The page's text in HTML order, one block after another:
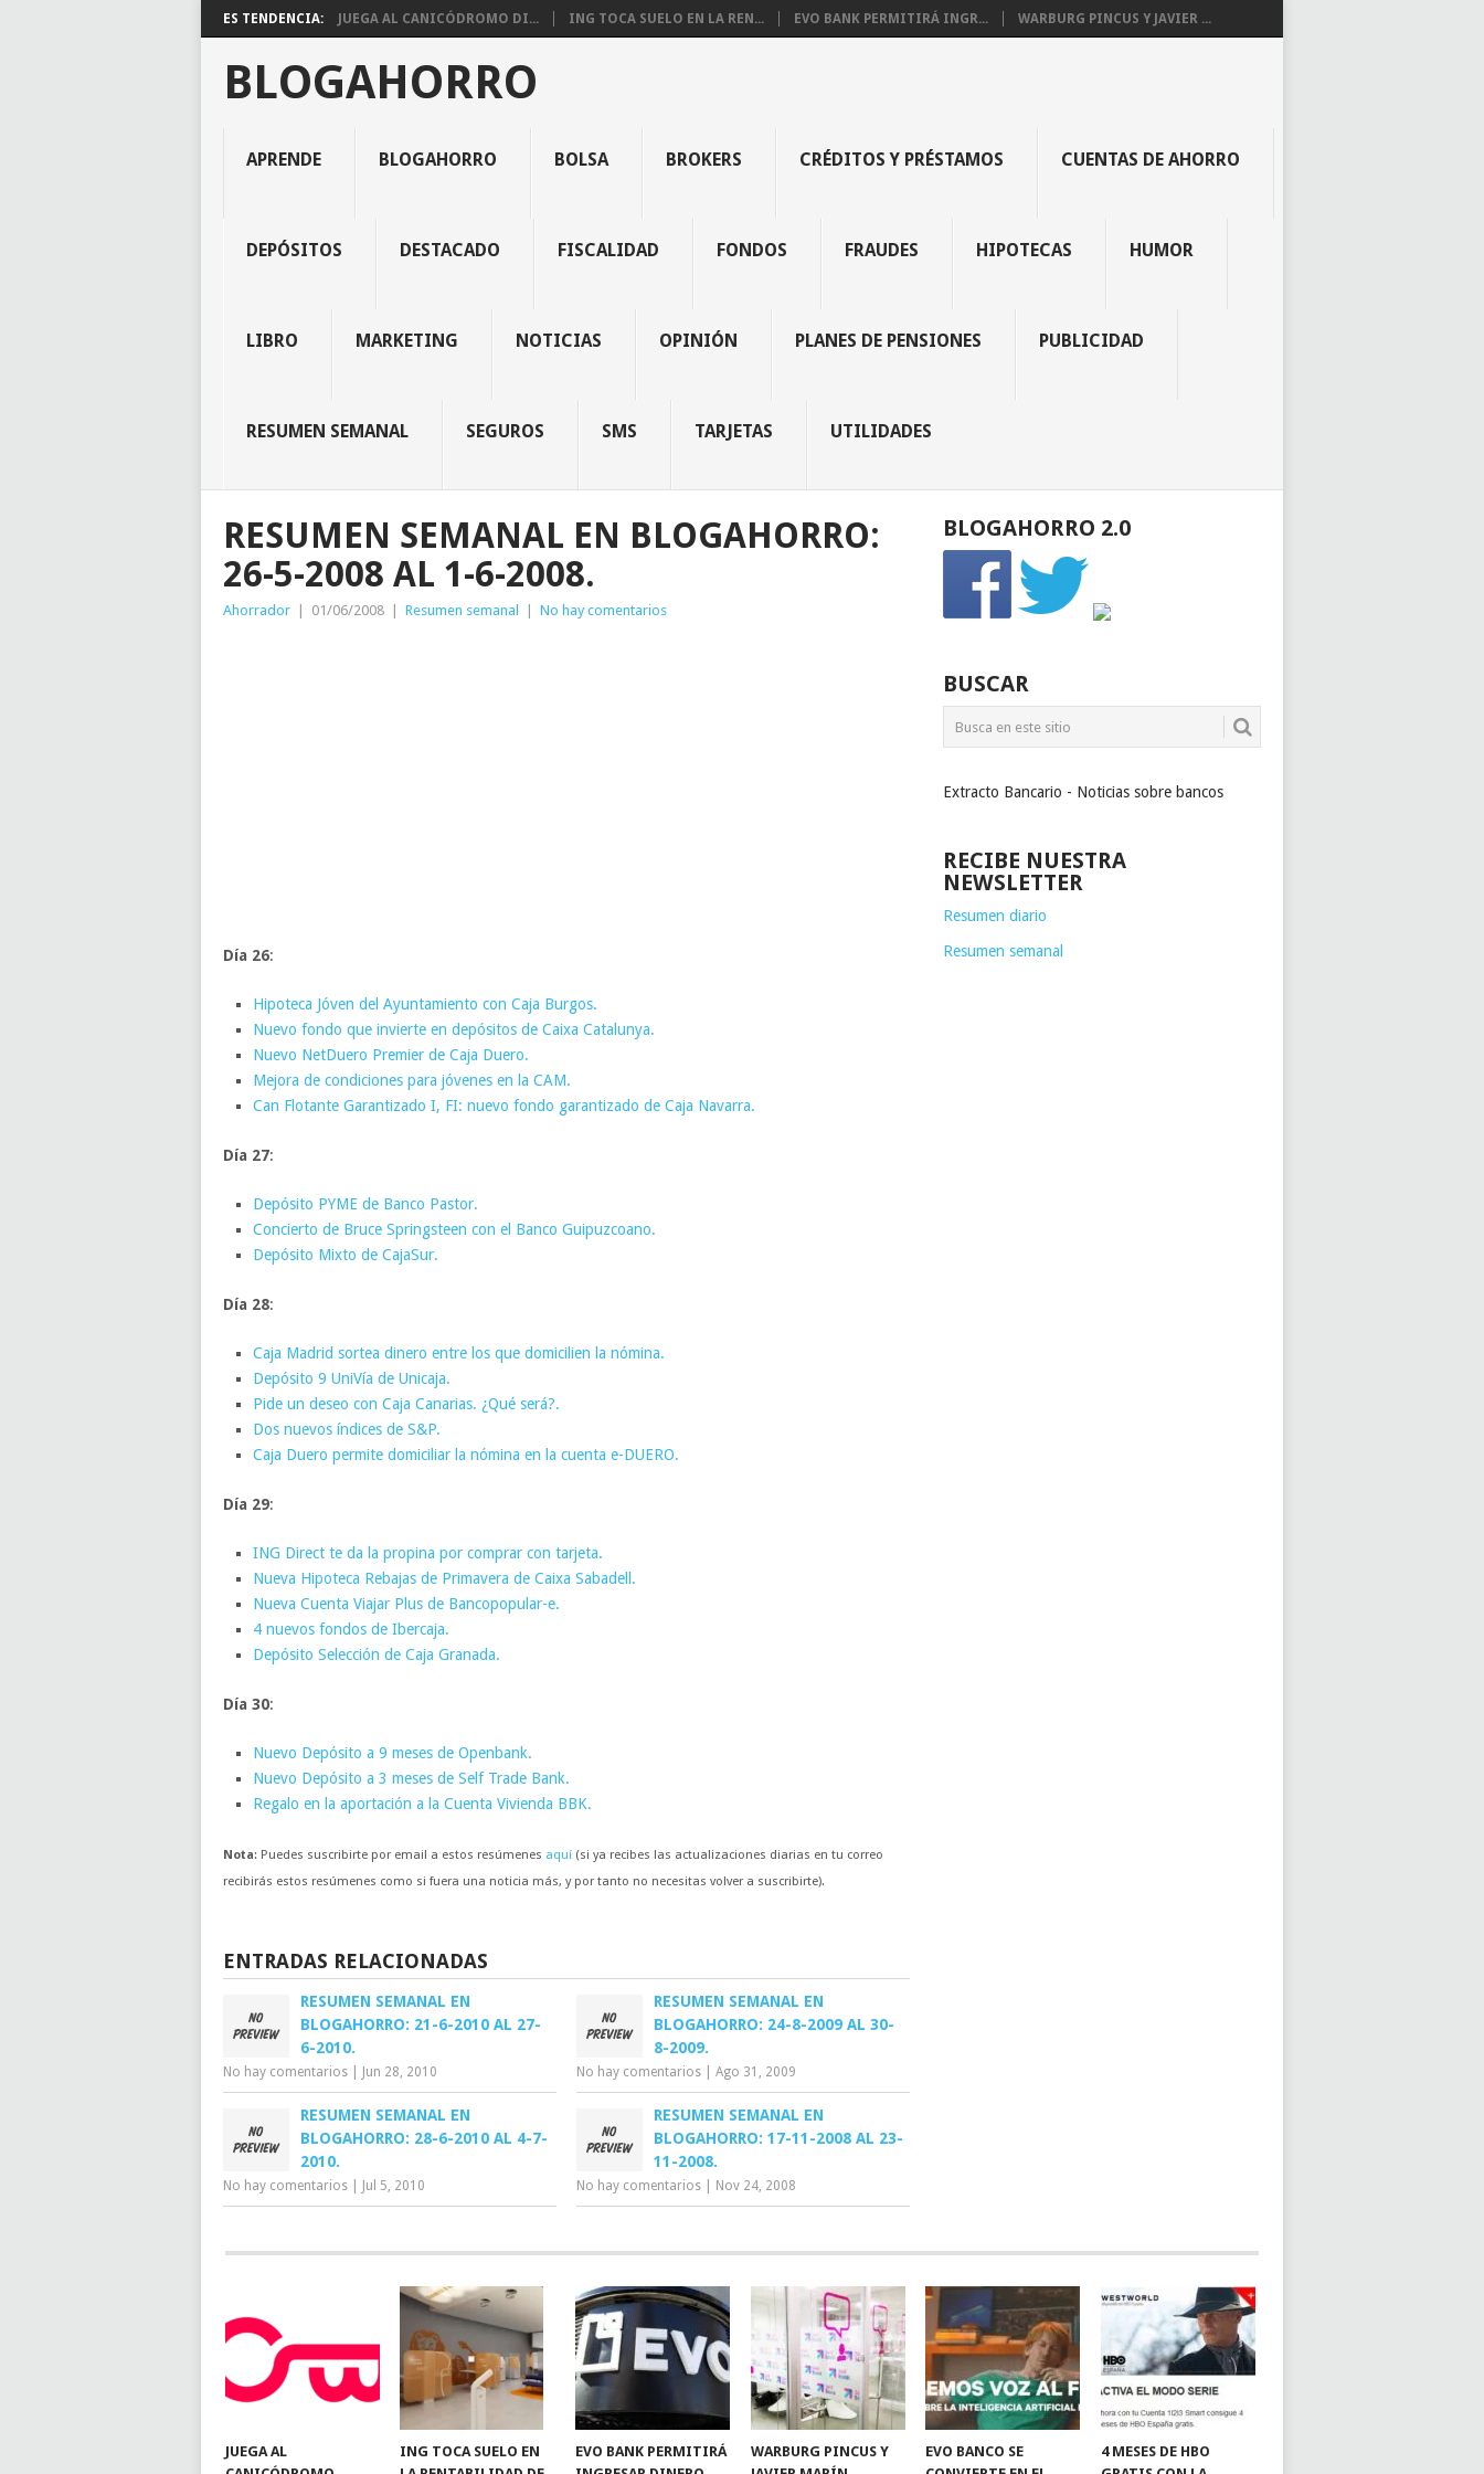
ES TENDENCIA: JUEGA AL CANICÓDROMO DI... ING TOCA SUELO EN LA REN... EVO BANK PERMITIRÁ INGR... WARBURG PINCUS Y JAVIER ...
BLOGAHORRO
APRENDE BLOGAHORRO BOLSA BROKERS CRÉDITOS Y PRÉSTAMOS CUENTAS DE AHORRO
DEPÓSITOS DESTACADO FISCALIDAD FONDOS FRAUDES HIPOTECAS HUMOR
LIBRO MARKETING NOTICIAS OPINIÓN PLANES DE PENSIONES PUBLICIDAD
RESUMEN SEMANAL SEGUROS SMS TARJETAS UTILIDADES
RESUMEN SEMANAL EN BLOGAHORRO:
26-5-2008 AL 1-6-2008.
Ahorrador 01/06/2008 Resumen semanal No hay comentarios
Día 26:
Hipoteca Jóven del Ayuntamiento con Caja Burgos.
Nuevo fondo que invierte en depósitos de Caixa Catalunya.
Nuevo NetDuero Premier de Caja Duero.
Mejora de condiciones para jóvenes en la CAM.
Can Flotante Garantizado I, FI: nuevo fondo garantizado de Caja Navarra.
Día 27:
Depósito PYME de Banco Pastor.
Concierto de Bruce Springsteen con el Banco Guipuzcoano.
Depósito Mixto de CajaSur.
Día 28:
Caja Madrid sortea dinero entre los que domicilien la nómina.
Depósito 9 UniVía de Unicaja.
Pide un deseo con Caja Canarias. ¿Qué será?.
Dos nuevos índices de S&P.
Caja Duero permite domiciliar la nómina en la cuenta e-DUERO.
Día 29:
ING Direct te da la propina por comprar con tarjeta.
Nueva Hipoteca Rebajas de Primavera de Caixa Sabadell.
Nueva Cuenta Viajar Plus de Bancopopular-e.
4 nuevos fondos de Ibercaja.
Depósito Selección de Caja Granada.
Día 30:
Nuevo Depósito a 9 meses de Openbank.
Nuevo Depósito a 3 meses de Self Trade Bank.
Regalo en la aportación a la Cuenta Vivienda BBK.
Nota: Puedes suscribirte por email a estos resúmenes aquí (si ya recibes las actualizaciones diarias en tu correo
recibirás estos resúmenes como si fuera una noticia más, y por tanto no necesitas volver a suscribirte).
ENTRADAS RELACIONADAS
RESUMEN SEMANAL EN
BLOGAHORRO: 21-6-2010 AL 27-
6-2010.
No hay comentarios Jun 28, 2010
RESUMEN SEMANAL EN
BLOGAHORRO: 24-8-2009 AL 30-
8-2009.
No hay comentarios |Ago 31, 2009
RESUMEN SEMANAL EN
BLOGAHORRO: 28-6-2010 AL 4-7-
2010.
No hay comentarios Jul 5, 2010
RESUMEN SEMANAL EN
BLOGAHORRO: 17-11-2008 AL 23-
11-2008.
No hay comentarios Nov 24, 2008
BLOGAHORRO 2.0
BUSCAR
Extracto Bancario - Noticias sobre bancos
RECIBE NUESTRA
NEWSLETTER
Resumen diario
Resumen semanal
JUEGA AL
ING TOCA SUELO EN
EVO BANK PERMITIRÁ
WARBURG PINCUS Y
EVO BANCO SE
4 MESES DE HBO